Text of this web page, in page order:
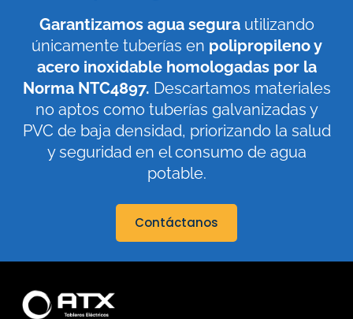
Garantizamos agua segurautilizando
únicamente tuberías en polipropileno y
acero inoxidable homologadas por la
Norma NTC4897. Descartamos materiales
no aptos como tuberías galvanizadas y
PVC de baja densidad, priorizando la salud
y seguridad en el consumo de agua
potable.
Contáctanos